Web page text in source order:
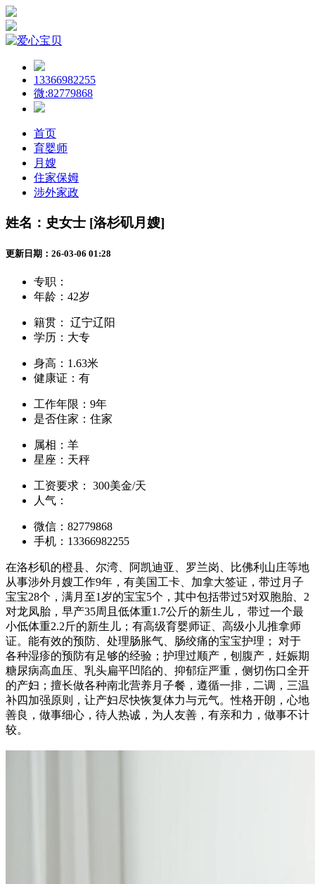
13366982255
微:82779868
首页
育婴师
月嫂
住家保姆
涉外家政
姓名：史女士 [洛杉矶月嫂]
更新日期：26-03-06 01:28
专职：
年龄： 42岁
籍贯：
辽宁辽阳
学历： 大专
身高： 1.63米
健康证： 有
工作年限： 9年
是否住家： 住家
属相： 羊
星座： 天秤
工资要求：
300美金/天
人气：
微信： 82779868
手机： 13366982255
在洛杉矶的橙县、尔湾、阿凯迪亚、罗兰岗、比佛利山庄等地
从事涉外月嫂工作9年，有美国工卡、加拿大签证，带过月子
宝宝28个，满月至1岁的宝宝5个，其中包括带过5对双胞胎、2
对龙凤胎，早产35周且低体重1.7公斤的新生儿， 带过一个最
小低体重2.2斤的新生儿；有高级育婴师证、高级小儿推拿师
证。能有效的预防、处理肠胀气、肠绞痛的宝宝护理； 对于
各种湿疹的预防有足够的经验；护理过顺产，刨腹产，妊娠期
糖尿病高血压、乳头扁平凹陷的、抑郁症严重，侧切伤口全开
的产妇；擅长做各种南北营养月子餐，遵循一排，二调，三温
补四加强原则，让产妇尽快恢复体力与元气。性格开朗，心地
善良，做事细心，待人热诚，为人友善，有亲和力，做事不计
较。